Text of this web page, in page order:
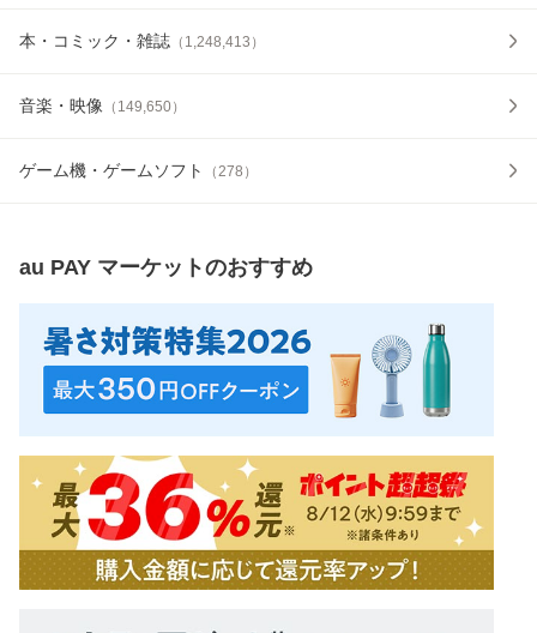
本・コミック・雑誌 （ 1,248,413 ）
音楽・映像 （ 149,650）
ゲーム機・ゲームソフト （278 ）
au PAY マーケットのおすすめ